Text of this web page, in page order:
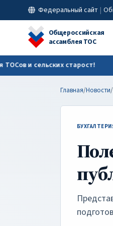
Полезный блог "Учет в БГУ":
Федеральный сайт |
Общероссийская
ассамблея ТОС
и сельских старост!
Главная/Новости/